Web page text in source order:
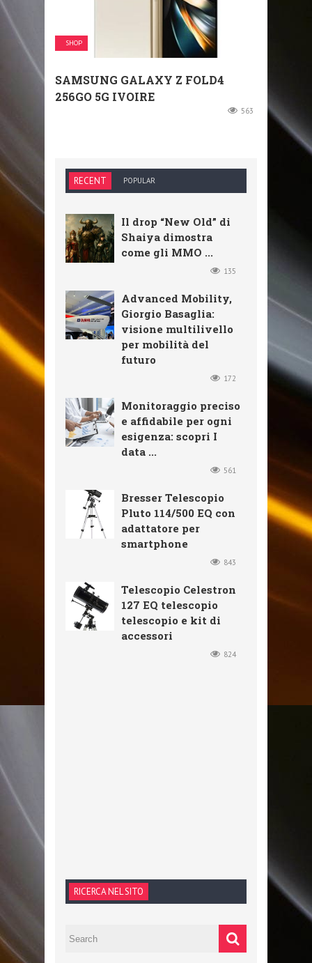
SHOP
SAMSUNG GALAXY Z FOLD4
256GO 5G IVOIRE
563
RECENT POPULAR
Il drop “New Old” di
Shaiya dimostra
come gli MMO ...
135
Advanced Mobility,
Giorgio Basaglia:
visione multilivello
per mobilità del
futuro
172
Monitoraggio preciso
e affidabile per ogni
esigenza: scopri I
data ...
561
Bresser Telescopio
Pluto 114/500 EQ con
adattatore per
smartphone
843
Telescopio Celestron
127 EQ telescopio
telescopio e kit di
accessori
824
RICERCA NEL SITO